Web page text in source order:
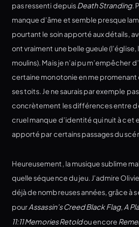
pas ressenti depuisDeath Stranding.
manque d’âme et semble presque
pourtant le soin apporté aux détails,
ont vraiment une belle gueule
moulins). Mais je n’ai pu m’empêcher
certaine monotonie en me promenant
ses toits. Je ne saurais par exemple
concrètement les différences entre
cruel manque d’identité qui nuit à cet
apporté par certains passages du
Heureusement, la musique sublime
quelle séquence du jeu. J’admire
déjà de nombreuses années, grâce à
pourAssassin’s Creed Black Flag, A
11:11 Memories Retoldou encore